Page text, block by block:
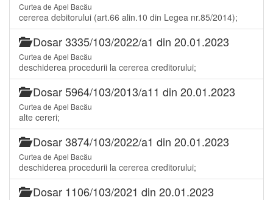
Curtea de Apel Bacău
cererea debitorului (art.66 alin.10 din Legea nr.85/2014);
Dosar 3335/103/2022/a1 din 20.01.2023
Curtea de Apel Bacău
deschiderea procedurii la cererea creditorului;
Dosar 5964/103/2013/a11 din 20.01.2023
Curtea de Apel Bacău
alte cereri;
Dosar 3874/103/2022/a1 din 20.01.2023
Curtea de Apel Bacău
deschiderea procedurii la cererea creditorului;
Dosar 1106/103/2021 din 20.01.2023